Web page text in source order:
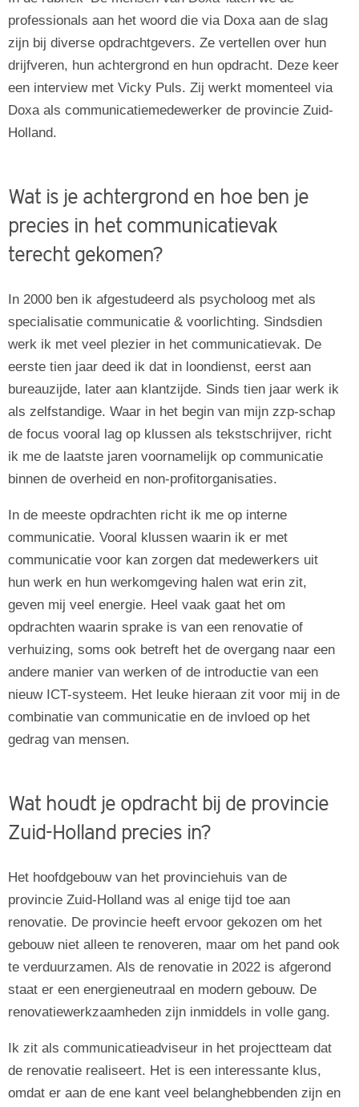
Vacatures
Human resource
Over Doxa Human Resource
Vacatures
Werving & Selectie binnen HR
professionals aan het woord die via Doxa aan de slag
zijn bij diverse opdrachtgevers. Ze vertellen over hun
drijfveren, hun achtergrond en hun opdracht. Deze keer
een interview met Vicky Puls. Zij werkt momenteel via
Doxa als communicatiemedewerker de provincie Zuid-
Holland.
Wat is je achtergrond en hoe ben je
precies in het communicatievak
terecht gekomen?
In 2000 ben ik afgestudeerd als psycholoog met als
specialisatie communicatie & voorlichting. Sindsdien
werk ik met veel plezier in het communicatievak. De
eerste tien jaar deed ik dat in loondienst, eerst aan
bureauzijde, later aan klantzijde. Sinds tien jaar werk ik
als zelfstandige. Waar in het begin van mijn zzp-schap
de focus vooral lag op klussen als tekstschrijver, richt
ik me de laatste jaren voornamelijk op communicatie
binnen de overheid en non-profitorganisaties.
In de meeste opdrachten richt ik me op interne
communicatie. Vooral klussen waarin ik er met
communicatie voor kan zorgen dat medewerkers uit
hun werk en hun werkomgeving halen wat erin zit,
geven mij veel energie. Heel vaak gaat het om
opdrachten waarin sprake is van een renovatie of
verhuizing, soms ook betreft het de overgang naar een
andere manier van werken of de introductie van een
nieuw ICT-systeem. Het leuke hieraan zit voor mij in de
combinatie van communicatie en de invloed op het
gedrag van mensen.
Wat houdt je opdracht bij de provincie
Zuid-Holland precies in?
Het hoofdgebouw van het provinciehuis van de
provincie Zuid-Holland was al enige tijd toe aan
renovatie. De provincie heeft ervoor gekozen om het
gebouw niet alleen te renoveren, maar om het pand ook
te verduurzamen. Als de renovatie in 2022 is afgerond
staat er een energieneutraal en modern gebouw. De
renovatiewerkzaamheden zijn inmiddels in volle gang.
Ik zit als communicatieadviseur in het projectteam dat
de renovatie realiseert. Het is een interessante klus,
omdat er aan de ene kant veel belanghebbenden zijn en